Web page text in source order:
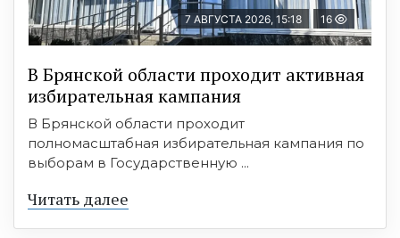
7 АВГУСТА 2026, 15:18 16
В Брянской области проходит активная
избирательная кампания
В Брянской области проходит
полномасштабная избирательная кампания по
выборам в Государственную ...
Читать далее